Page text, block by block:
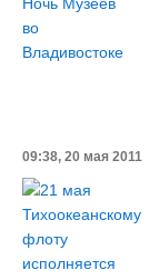
09:38, 20 мая 2011